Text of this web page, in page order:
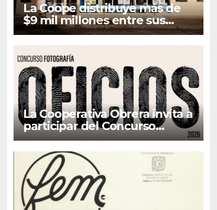
La Coope distribuye más de
$9 mil millones entre sus
asociados en concepto de
Retorno e Intereses
La Cooperativa Obrera invita a
participar del Concurso
Fotográfico “Oficios”